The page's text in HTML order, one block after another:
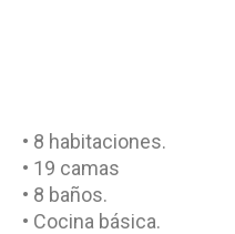
• 8 habitaciones.
• 19 camas
• 8 baños.
• Cocina básica.